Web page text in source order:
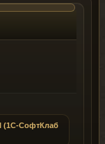
(1C-СофтКлаб